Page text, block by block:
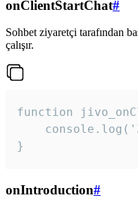
onClientStartChat#
Sohbet ziyaretçi tarafından
çalışır.
function
}
onIntroduction#